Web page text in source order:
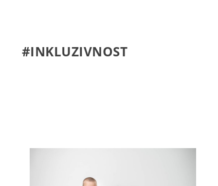
#INKLUZIVNOST